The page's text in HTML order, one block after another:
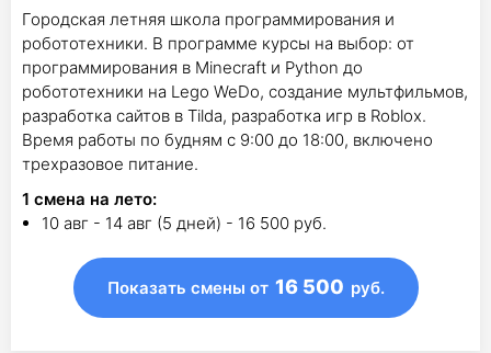
Городская летняя школа программирования и
робототехники. В программе курсы на выбор: от
программирования в Minecraft и Python до
робототехники на Lego WeDo, создание мультфильмов,
разработка сайтов в Tilda, разработка игр в Roblox.
Время работы по будням с 9:00 до 18:00, включено
трехразовое питание.
1 смена на лето:
10 авг - 14 авг (5 дней) - 16 500 руб.
Показать смены от 16 500 руб.